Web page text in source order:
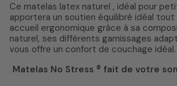
Ce matelas latex naturel , idéal pour
apportera un soutien équilibré idéal
accueil ergonomique grâce à sa
naturel, ses différents garnissages
vous offre un confort de couchage idéal.
Matelas No Stress ® fait de votre